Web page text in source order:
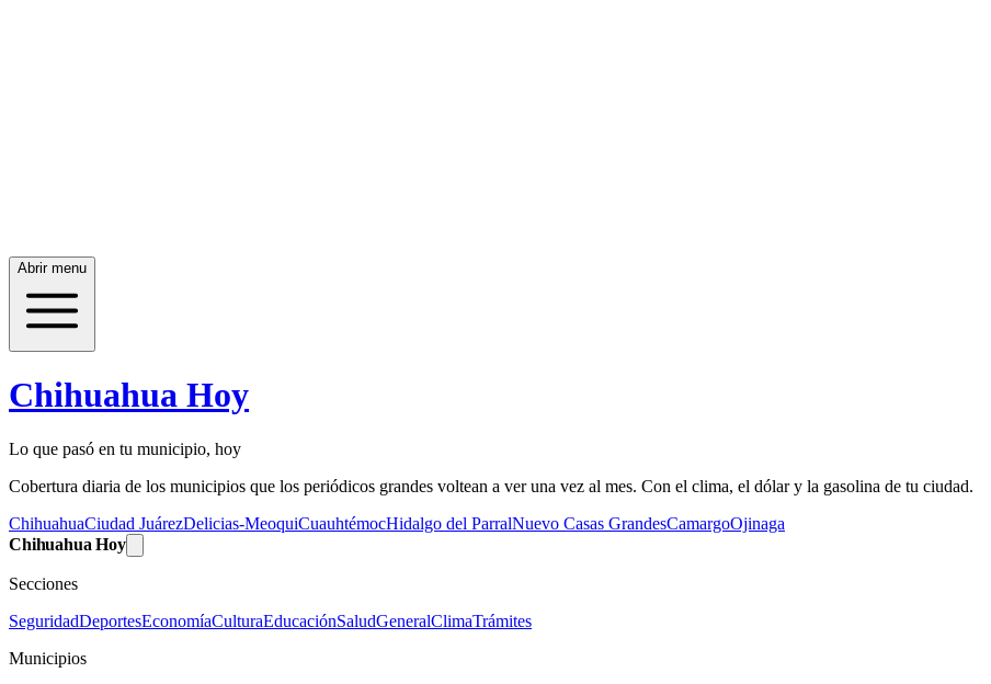
Abrir menu
Chihuahua Hoy
Lo que pasó en tu municipio, hoy
Cobertura diaria de los municipios que los periódicos grandes voltean a ver una vez al mes. Con el clima, el dólar y la gasolina de tu ciudad.
ChihuahuaCiudad JuárezDelicias-MeoquiCuauhtémocHidalgo del ParralNuevo Casas GrandesCamargoOjinaga
Chihuahua Hoy
Secciones
SeguridadDeportesEconomíaCulturaEducaciónSaludGeneralClimaTrámites
Municipios